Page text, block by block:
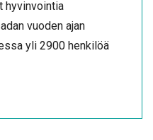
hyvinvointia
vuoden ajan
yli 2900 henkilöä